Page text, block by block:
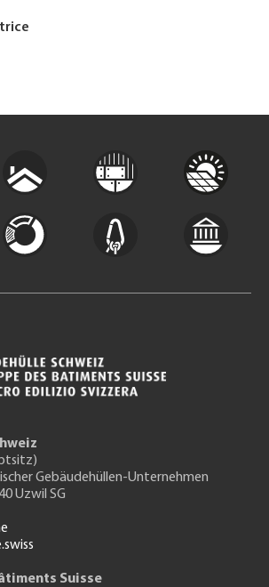
Gebäudehüllen-Unternehmen
Uzwil SG
Suisse